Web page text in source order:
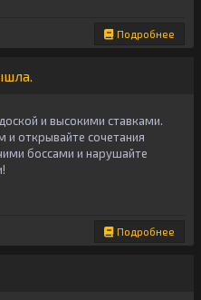
Подробнее
и высокими ставками.
и открывайте сочетания
боссами и нарушайте
Подробнее